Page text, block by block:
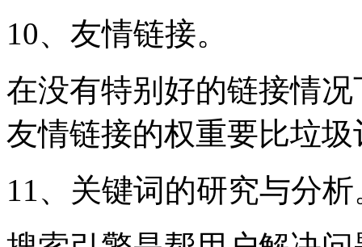
10、友情链接。
在没有特别好的链接情
友情链接的权重要比垃
11、关键词的研究与分析